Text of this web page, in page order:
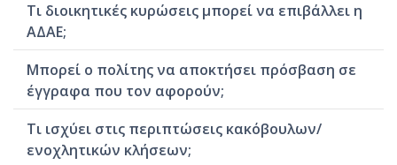
Τι διοικητικές κυρώσεις μπορεί να επιβάλλει η
ΑΔΑΕ;
Μπορεί ο πολίτης να αποκτήσει πρόσβαση σε
έγγραφα που τον αφορούν;
Τι ισχύει στις περιπτώσεις κακόβουλων/
ενοχλητικών κλήσεων;